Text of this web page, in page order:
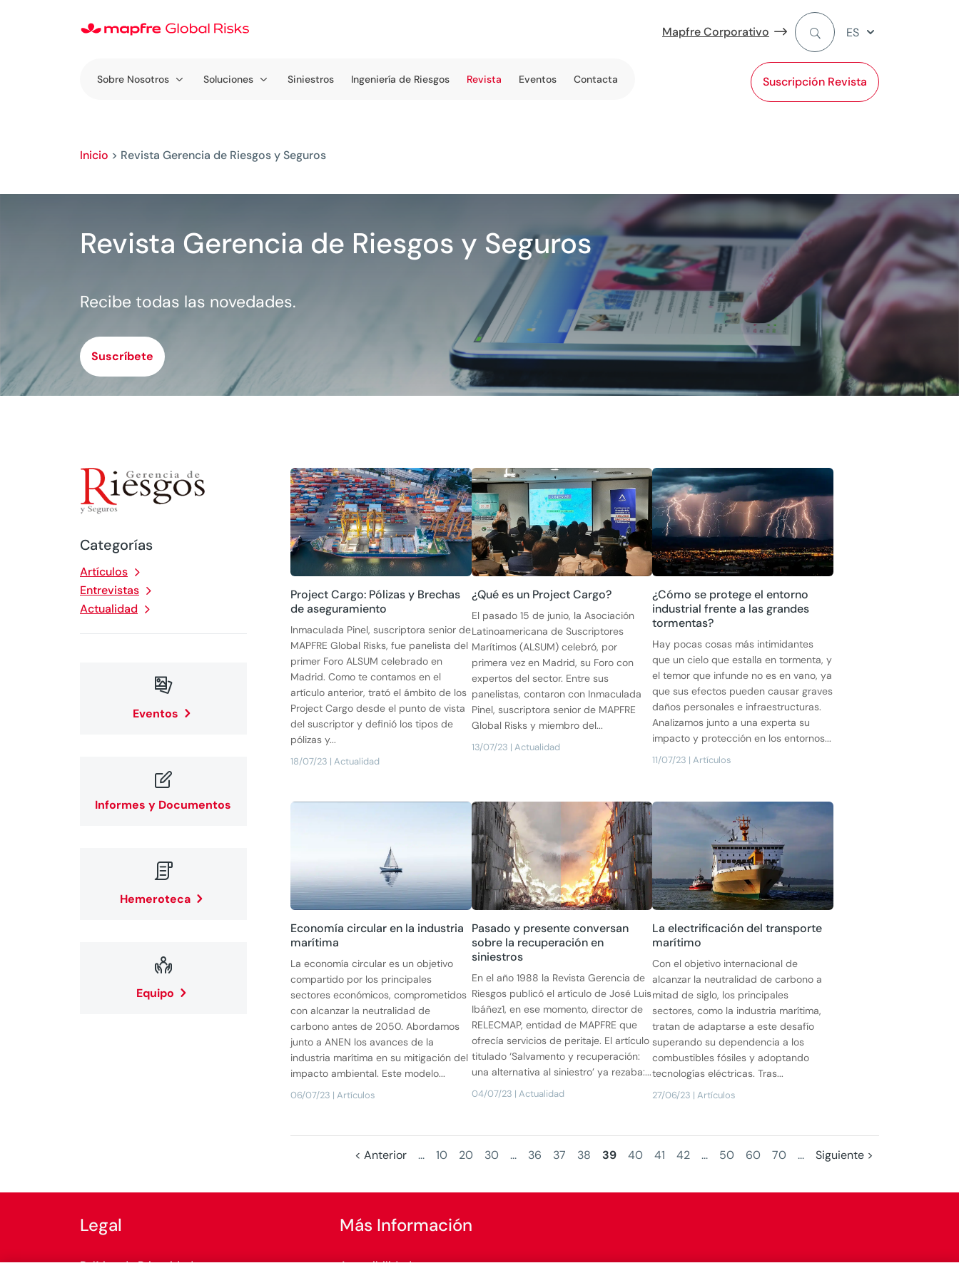
Mapfre Corporativo
Suscripción Revista
ES
Sobre Nosotros Soluciones Siniestros Ingeniería de Riesgos Revista Eventos Contacta
Inicio > Revista Gerencia de Riesgos y Seguros
Revista Gerencia de Riesgos y Seguros
Recibe todas las novedades.
Suscríbete
Categorías
Artículos
Entrevistas
Actualidad

Eventos

Informes y Documentos

Hemeroteca

Equipo
Project Cargo: Pólizas y Brechas
de aseguramiento
18/07/23 |Actualidad
Inmaculada Pinel, suscriptora senior de
MAPFRE Global Risks, fue panelista del
primer Foro ALSUM celebrado en
Madrid. Como te contamos en el
artículo anterior, trató el ámbito de los
Project Cargo desde el punto de vista
del suscriptor y definió los tipos de
pólizas y...
¿Qué es un Project Cargo?
13/07/23 | Actualidad
El pasado 15 de junio, la Asociación
Latinoamericana de Suscriptores
Marítimos (ALSUM) celebró, por
primera vez en Madrid, su Foro con
expertos del sector. Entre sus
panelistas, contaron con Inmaculada
Pinel, suscriptora senior de MAPFRE
Global Risks y miembro del...
¿Cómo se protege el entorno
industrial frente a las grandes
tormentas?
11/07/23 |Artículos
Hay pocas cosas más intimidantes
que un cielo que estalla en tormenta, y
el temor que infunde no es en vano, ya
que sus efectos pueden causar graves
daños personales e infraestructuras.
Analizamos junto a una experta su
impacto y protección en los entornos...
Economía circular en la industria
marítima
06/07/23 |Artículos
La economía circular es un objetivo
compartido por los principales
sectores económicos, comprometidos
con alcanzar la neutralidad de
carbono antes de 2050. Abordamos
junto a ANEN los avances de la
industria marítima en su mitigación del
impacto ambiental. Este modelo...
Pasado y presente conversan
sobre la recuperación en
siniestros
04/07/23 | Actualidad
En el año 1988 la Revista Gerencia de
Riesgos publicó el artículo de José Luis
Ibáñez1, en ese momento, director de
RELECMAP, entidad de MAPFRE que
ofrecía servicios de peritaje. El artículo
titulado ‘Salvamento y recuperación:
una alternativa al siniestro’ ya rezaba:...
La electrificación del transporte
marítimo
27/06/23 |Artículos
Con el objetivo internacional de
alcanzar la neutralidad de carbono a
mitad de siglo, los principales
sectores, como la industria marítima,
tratan de adaptarse a este desafío
superando su dependencia a los
combustibles fósiles y adoptando
tecnologías eléctricas. Tras...
< Anterior ... 10 20 30 ... 36 37 38 39 40 41 42 ... 50 60 70 ... Siguiente >
Legal
Política de Privacidad
Más Información
Accesibilidad